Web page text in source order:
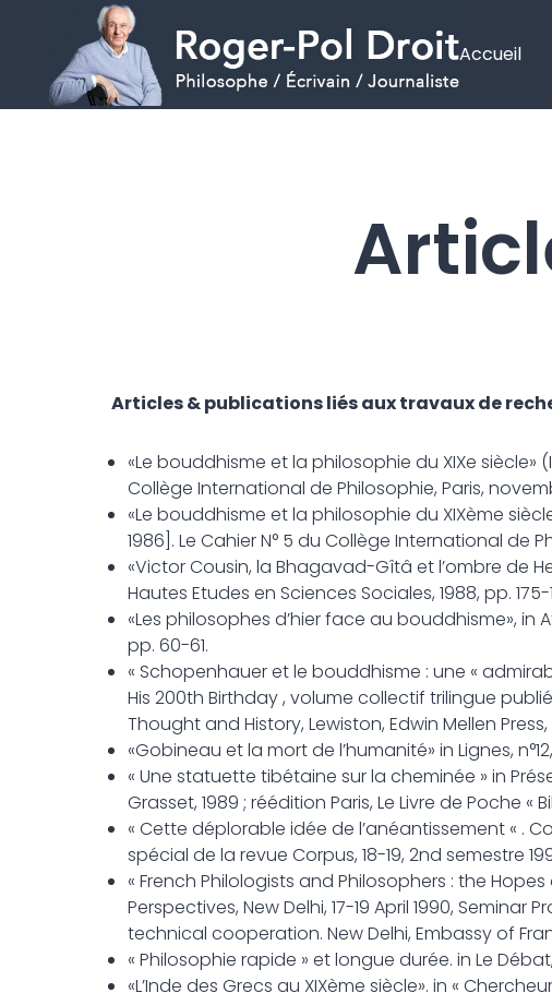
Accueil
Articles & publications liés aux travaux de
«Le bouddhisme et la philosophie du XIXe siècle»
Collège International de Philosophie, Paris,
«Le bouddhisme et la philosophie du XIXème
1986]. Le Cahier N° 5 du Collège International de
«Victor Cousin, la Bhagavad-Gîtâ et l’ombre de
Hautes Etudes en Sciences Sociales, 1988, pp. 175-
«Les philosophes d’hier face au bouddhisme», in
pp. 60-61.
« Schopenhauer et le bouddhisme : une «
His 200th Birthday , volume collectif trilingue
Thought and History, Lewiston, Edwin Mellen Press,
«Gobineau et la mort de l’humanité» in Lignes,
« Une statuette tibétaine sur la cheminée » in
Grasset, 1989 ; réédition Paris, Le Livre de Poche «
« Cette déplorable idée de l’anéantissement « .
spécial de la revue Corpus, 18-19, 2nd semestre
« French Philologists and Philosophers : the
Perspectives, New Delhi, 17-19 April 1990,
technical cooperation. New Delhi, Embassy of
« Philosophie rapide » et longue durée. in Le
«L’Inde des Grecs au XIXème siècle». in «